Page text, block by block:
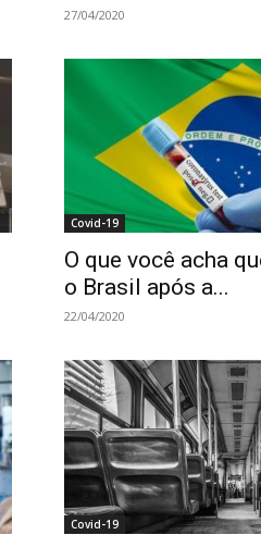
27/04/2020
Covid-19
O que você acha
o Brasil após a...
22/04/2020
Covid-19